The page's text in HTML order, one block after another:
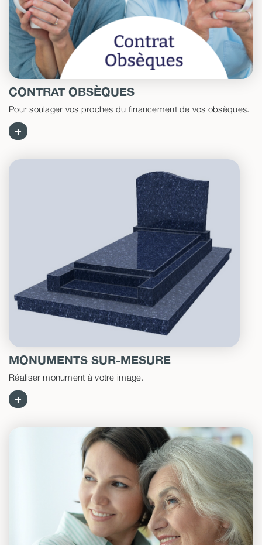
CONTRAT OBSÈQUES
Pour soulager vos proches du financement de vos obsèques.
+
MONUMENTS SUR-MESURE
Réaliser monument à votre image.
+